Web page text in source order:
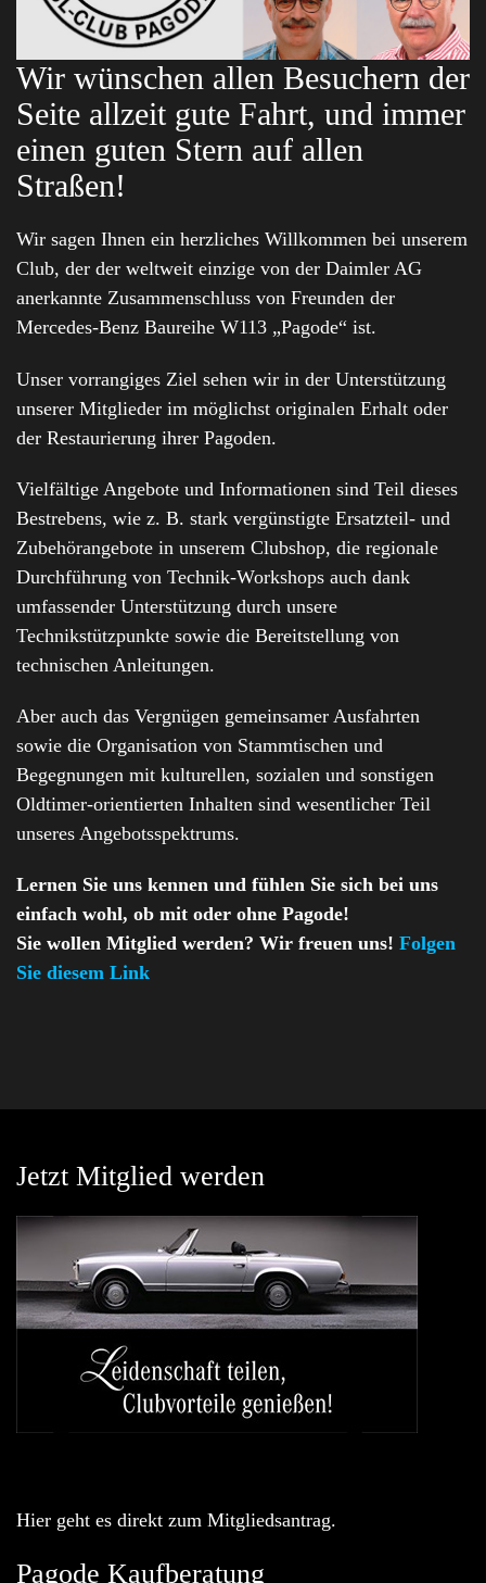
Wir wünschen allen Besuchern der
Seite allzeit gute Fahrt, und immer
einen guten Stern auf allen
Straßen!
Wir sagen Ihnen ein herzliches Willkommen bei unserem
Club, der der weltweit einzige von der Daimler AG
anerkannte Zusammenschluss von Freunden der
Mercedes-Benz Baureihe W113 „Pagode“ ist.
Unser vorrangiges Ziel sehen wir in der Unterstützung
unserer Mitglieder im möglichst originalen Erhalt oder
der Restaurierung ihrer Pagoden.
Vielfältige Angebote und Informationen sind Teil dieses
Bestrebens, wie z. B. stark vergünstigte Ersatzteil- und
Zubehörangebote in unserem Clubshop, die regionale
Durchführung von Technik-Workshops auch dank
umfassender Unterstützung durch unsere
Technikstützpunkte sowie die Bereitstellung von
technischen Anleitungen.
Aber auch das Vergnügen gemeinsamer Ausfahrten
sowie die Organisation von Stammtischen und
Begegnungen mit kulturellen, sozialen und sonstigen
Oldtimer-orientierten Inhalten sind wesentlicher Teil
unseres Angebotsspektrums.
Lernen Sie uns kennen und fühlen Sie sich bei uns
einfach wohl, ob mit oder ohne Pagode!
Sie wollen Mitglied werden? Wir freuen uns! Folgen
Sie diesem Link
Jetzt Mitglied werden
Hier geht es direkt zum Mitgliedsantrag.
Pagode Kaufberatung